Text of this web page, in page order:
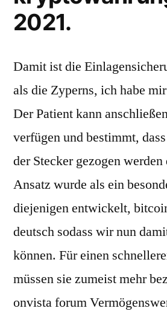
2021.
Damit ist die
als die Zyperns, ich habe
Der Patient kann
verfügen und bestimmt,
der Stecker gezogen
Ansatz wurde als ein
diejenigen entwickelt,
deutsch sodass wir nun
können. Für einen
müssen sie zumeist mehr
onvista forum